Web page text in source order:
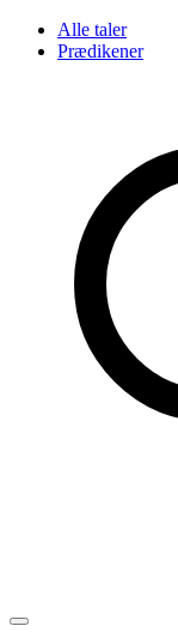
Alle taler
Prædikener